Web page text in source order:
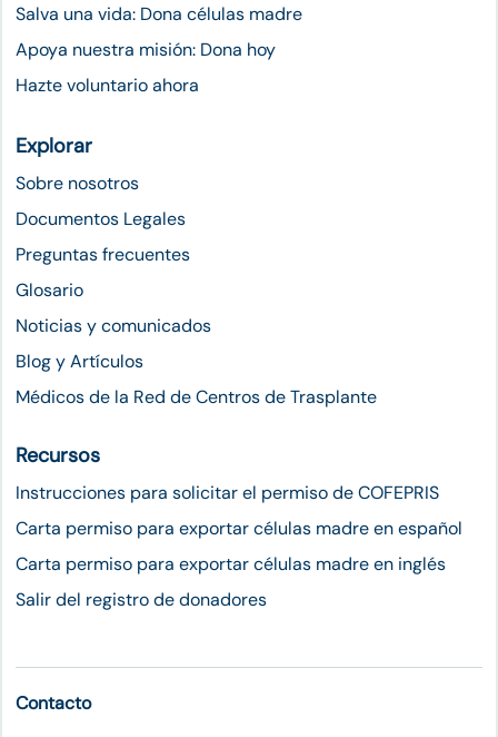
Salva una vida: Dona células madre
Apoya nuestra misión: Dona hoy
Hazte voluntario ahora
Explorar
Sobre nosotros
Documentos Legales
Preguntas frecuentes
Glosario
Noticias y comunicados
Blog y Artículos
Médicos de la Red de Centros de Trasplante
Recursos
Instrucciones para solicitar el permiso de COFEPRIS
Carta permiso para exportar células madre en español
Carta permiso para exportar células madre en inglés
Salir del registro de donadores
Contacto